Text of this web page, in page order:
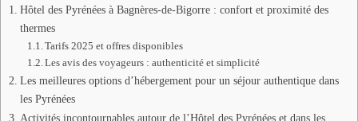
Hôtel des Pyrénées à Bagnères-de-Bigorre : confort et proximité des
thermes
Tarifs 2025 et offres disponibles
Les avis des voyageurs : authenticité et simplicité
Les meilleures options d’hébergement pour un séjour authentique dans
les Pyrénées
Activités incontournables autour de l’Hôtel des Pyrénées et dans les